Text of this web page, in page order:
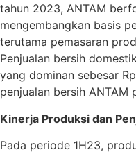
tahun 2023, ANTAM
mengembangkan basis
terutama pemasaran
Penjualan bersih
yang dominan sebesar
penjualan bersih ANTAM
Kinerja Produksi dan
Pada periode 1H23,